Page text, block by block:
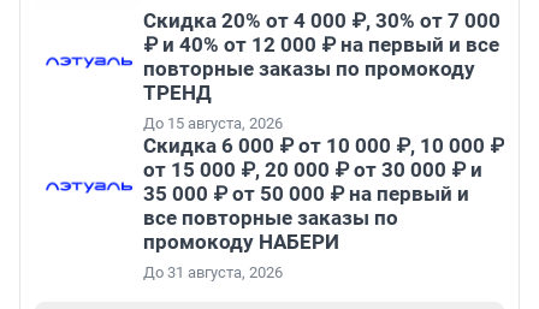
Скидка 20% от 4 000 ₽, 30% от 7 000
₽ и 40% от 12 000 ₽ на первый и все
повторные заказы по промокоду
ТРЕНД
До 15 августа, 2026
Скидка 6 000 ₽ от 10 000 ₽, 10 000 ₽
от 15 000 ₽, 20 000 ₽ от 30 000 ₽ и
35 000 ₽ от 50 000 ₽ на первый и
все повторные заказы по
промокоду НАБЕРИ
До 31 августа, 2026